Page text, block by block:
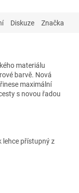
Diskuze Značka
materiálu
barvě. Nová
maximální
s novou řadou
lehce přístupný z